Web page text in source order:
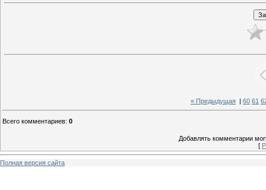
« Предыдущая 60 61
Всего комментариев: 0
Добавлять комментарии
[
Полная версия сайта